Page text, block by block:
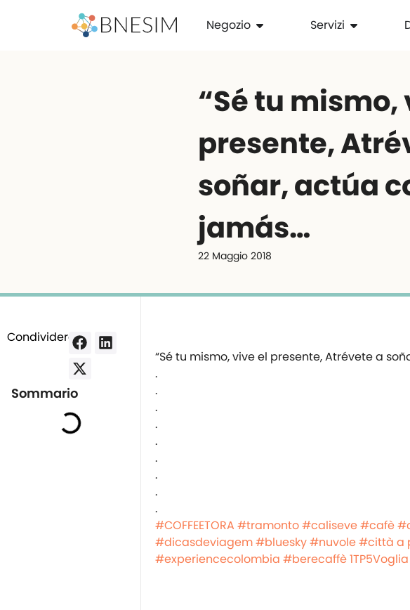
Negozio Servizi
“Sé tu mismo,
presente,
soñar, actúa
jamás…
22 Maggio 2018
Condividere:
Sommario
“Sé tu mismo, vive el presente, Atrévete a
.
.
.
.
.
.
.
.
.
#COFFEETORA #tramonto#caliseve#cafè
#dicasdeviagem#bluesky#nuvole#città a
#experiencecolombia #berecaffè